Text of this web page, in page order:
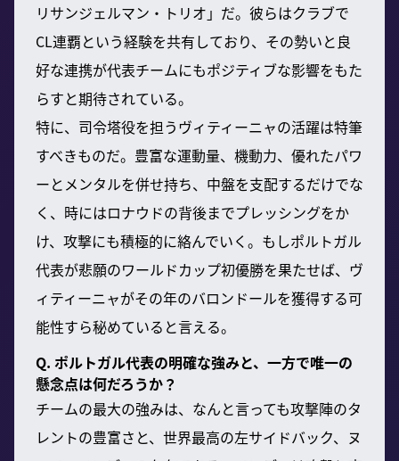
リサンジェルマン・トリオ」だ。彼らはクラブで
CL連覇という経験を共有しており、その勢いと良
好な連携が代表チームにもポジティブな影響をもた
らすと期待されている。
特に、司令塔役を担うヴィティーニャの活躍は特筆
すべきものだ。豊富な運動量、機動力、優れたパワ
ーとメンタルを併せ持ち、中盤を支配するだけでな
く、時にはロナウドの背後までプレッシングをか
け、攻撃にも積極的に絡んでいく。もしポルトガル
代表が悲願のワールドカップ初優勝を果たせば、ヴ
ィティーニャがその年のバロンドールを獲得する可
能性すら秘めていると言える。
Q. ポルトガル代表の明確な強みと、一方で唯一の
懸念点は何だろうか？
チームの最大の強みは、なんと言っても攻撃陣のタ
レントの豊富さと、世界最高の左サイドバック、ヌ